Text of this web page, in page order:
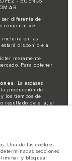
- BUENOS
diferente del
comparativos
incluirá en las
disponible a
meramente
Para obtener
La escasez
producción de
los tiempos de
resultado de ella, el
las restricciones
en este sitio web.
formas de mejorar
Una de las cookies
secciones
y bloquear